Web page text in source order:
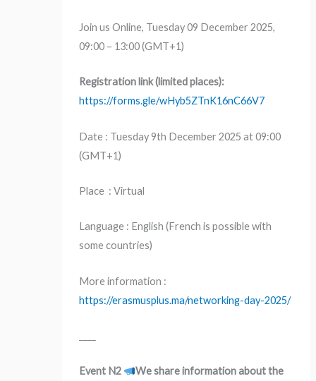
Join us Online, Tuesday 09 December 2025,
09:00 – 13:00 (GMT+1)
Registration link (limited places):
https://forms.gle/wHyb5ZTnK16nC66V7
Date : Tuesday 9th December 2025 at 09:00
(GMT+1)
Place : Virtual
Language : English (French is possible with
some countries)
More information :
https://erasmusplus.ma/networking-day-2025/
Event N2
We share information about the